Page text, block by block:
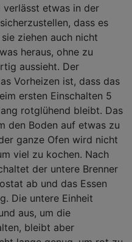
verlässt etwas in der
dass es
ziehen auch nicht
heraus, ohne zu
aussieht. Der
Vorheizen ist, dass das
ersten Einschalten 5
rotglühend bleibt. Das
den Boden auf etwas zu
ganze Ofen wird nicht
viel zu kochen. Nach
der untere Brenner
ab und das Essen
Die untere Einheit
aus, um die
bleibt aber